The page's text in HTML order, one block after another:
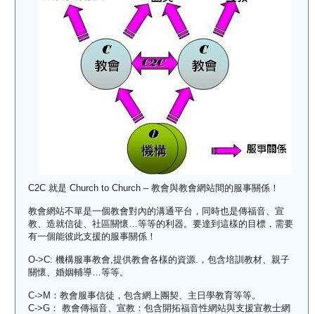
C2C 就是 Church to Church – 教會與教會網站間的服事關係！
教會網站不單是一個教會對內的溝通平台，同時也是傳福音、宣
教、造就信徒、社區關懷…等等的利器。要達到這樣的目標，需要
有一個能彼此支援的服事關係！
O->C: 機構服事教會,提供教會各樣的資源.，包含培訓教材、親子
關懷、婚姻輔導…等等。
C->M：教會服事信徒，包含網上團契、主日學教育等等。
C->G： 教會傳福音、宣教：包含開拓福音性網站與支援宣教士網